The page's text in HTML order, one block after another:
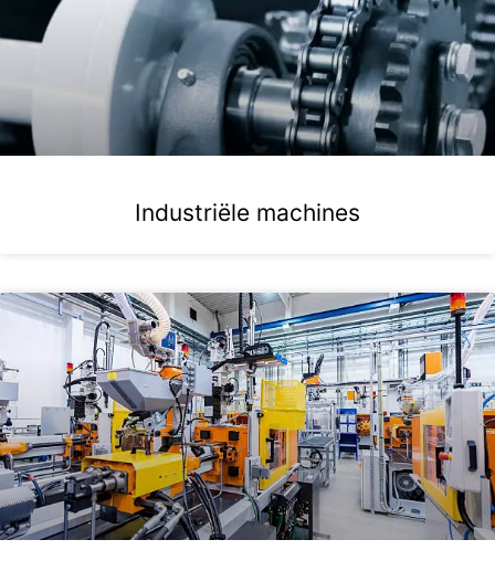
Industriële machines